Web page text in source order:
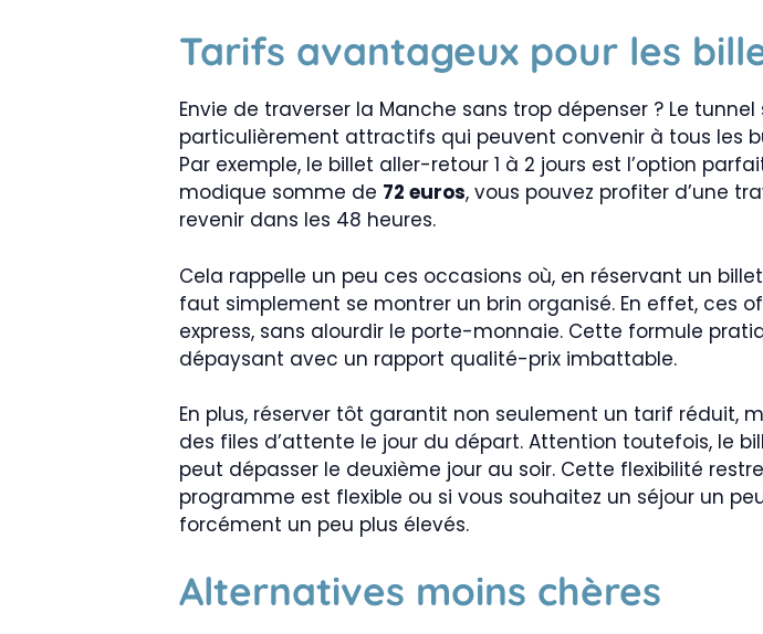
Tarifs avantageux pour les
Envie de traverser la Manche sans trop dépenser ? Le
particulièrement attractifs qui peuvent convenir à tous les
Par exemple, le billet aller-retour 1 à 2 jours est l’option
modique somme de 72 euros, vous pouvez profiter d’une
revenir dans les 48 heures.
Cela rappelle un peu ces occasions où, en réservant un
faut simplement se montrer un brin organisé. En effet, ces
express, sans alourdir le porte-monnaie. Cette formule
dépaysant avec un rapport qualité-prix imbattable.
En plus, réserver tôt garantit non seulement un tarif réduit,
des files d’attente le jour du départ. Attention toutefois, le
peut dépasser le deuxième jour au soir. Cette flexibilité
programme est flexible ou si vous souhaitez un séjour un
forcément un peu plus élevés.
Alternatives moins chères